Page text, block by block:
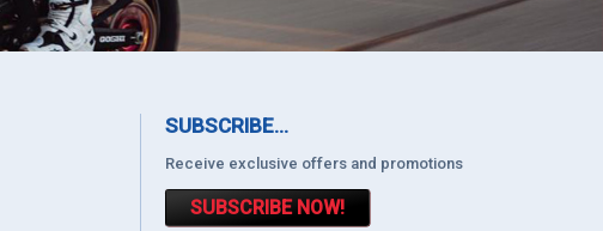
SUBSCRIBE...
Receive exclusive offers and promotions
SUBSCRIBE NOW!